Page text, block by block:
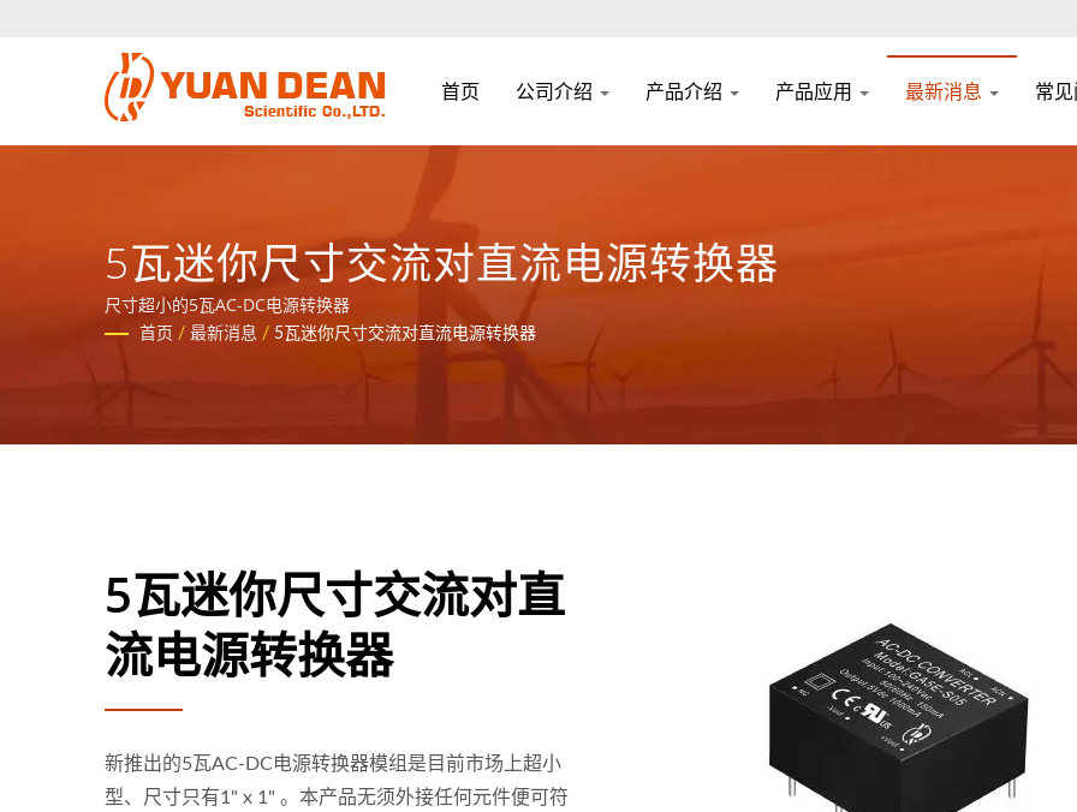
首页 公司介绍 产品介绍 产品应用 最新消息 常
5瓦迷你尺寸交流对直流电源转换器
尺寸超小的5瓦AC-DC电源转换器
首页 / 最新消息 / 5瓦迷你尺寸交流对直流电源转换器
5瓦迷你尺寸交流对直
流电源转换器
新推出的5瓦AC-DC电源转换器模组是目前市场上超小
型、尺寸只有1" x 1" 。本产品无须外接任何元件便可符